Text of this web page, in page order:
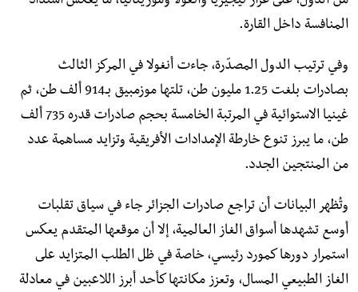
المنافسة داخل القارة.
وفي ترتيب الدول المصدّرة، جاءت أنغولا في المركز الثالث
بصادرات بلغت 1.25 مليون طن، تلتها موزمبيق بـ914 ألف طن، ثم
غينيا الاستوائية في المرتبة الخامسة بحجم صادرات قدره 735 ألف
طن، ما يبرز تنوع خارطة الإمدادات الأفريقية وتزايد مساهمة عدد
من المنتجين الجدد.
وتُظهر البيانات أن تراجع صادرات الجزائر جاء في سياق تقلبات
أوسع تشهدها أسواق الغاز العالمية، إلا أن موقعها المتقدم يعكس
استمرار دورها كمورد رئيسي، خاصة في ظل الطلب المتزايد على
الغاز الطبيعي المسال، وتعزز مكانتها كأحد أبرز اللاعبين في معادلة